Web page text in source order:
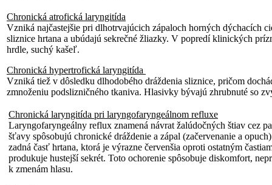
Chronická atrofická laryngitída
Vzniká najčastejšie pri dlhotrvajúcich zápaloch horných dýchacích
sliznice hrtana a ubúdajú sekrečné žliazky. V popredí klinických
hrdle, suchý kašeľ.
Chronická hypertrofická laryngitída
Vzniká tiež v dôsledku dlhodobého dráždenia sliznice, pričom
zmnoženiu podslizničného tkaniva. Hlasivky bývajú zhrubnuté so
Chronická laryngitída pri laryngofaryngeálnom refluxe
Laryngofaryngeálny reflux znamená návrat žalúdočných štiav cez
šťavy spôsobujú chronické dráždenie a zápal (začervenanie a
zadná časť hrtana, ktorá je výrazne červenšia oproti ostatným
produkuje hustejší sekrét. Toto ochorenie spôsobuje diskomfort,
k zmenám hlasu.